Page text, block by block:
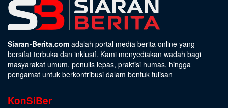
Siaran-Berita.com adalah portal media berita online yang
bersifat terbuka dan inklusif. Kami menyediakan wadah bagi
masyarakat umum, penulis lepas, praktisi humas, hingga
pengamat untuk berkontribusi dalam bentuk tulisan
KonSiBer